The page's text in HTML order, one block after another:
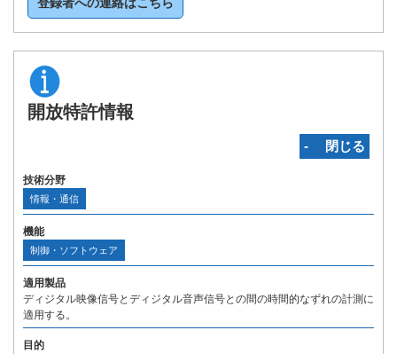
登録者への連絡はこちら
開放特許情報
‐ 閉じる
技術分野
情報・通信
機能
制御・ソフトウェア
適用製品
ディジタル映像信号とディジタル音声信号との間の時間的なずれの計測に
適用する。
目的